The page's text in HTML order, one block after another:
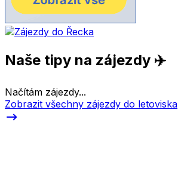
Naše tipy na zájezdy ✈️
Načítám zájezdy...
Zobrazit všechny zájezdy do letoviska